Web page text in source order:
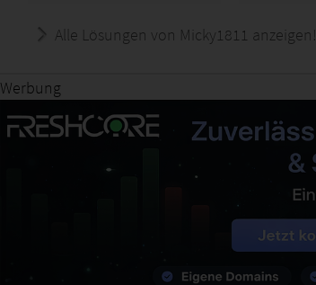
Alle Lösungen von Micky1811 anzeigen!
Werbung